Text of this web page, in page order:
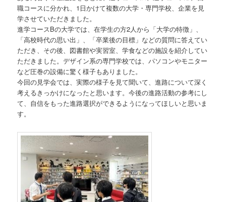
職コースに分かれ、1日かけて複数の大学・専門学校、企業を見
学させていただきました。
進学コースBの大学では、在学生の方2人から「大学の特徴」、
「高校時代の思い出」、「卒業後の目標」などの質問に答えてい
ただき、その後、図書館や実習室、学食などの施設を紹介してい
ただきました。デザイン系の専門学校では、パソコンやモニター
など圧巻の設備に驚く様子もありました。
今回の見学会では、実際の様子を見て聞いて、進路について深く
考えるきっかけになったと思います。今後の進路活動の参考にし
て、自信をもった進路選択ができるようになってほしいと思いま
す。